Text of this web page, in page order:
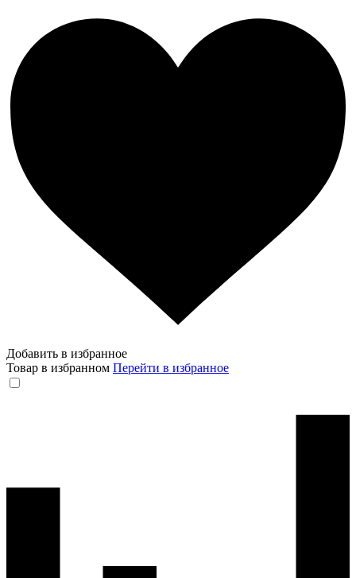
Добавить в избранное
Товар в избранном Перейти в избранное